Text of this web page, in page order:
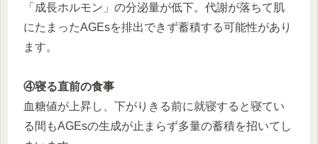
「成長ホルモン」の分泌量が低下。代謝が落ちて肌
にたまったAGEsを排出できず蓄積する可能性があり
ます。
④寝る直前の食事
血糖値が上昇し、下がりきる前に就寝すると寝てい
る間もAGEsの生成が止まらず多量の蓄積を招いてし